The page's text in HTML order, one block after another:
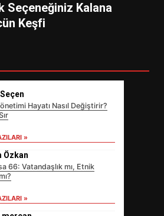
Seçeneğiniz Kalana
Keşfi
Hayatı Nasıl Değiştirir?
»
Özkan
66: Vatandaşlık mı, Etnik
»